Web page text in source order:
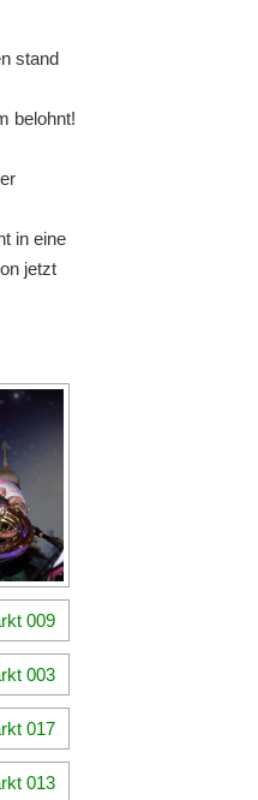
stand
belohnt!
in eine
jetzt